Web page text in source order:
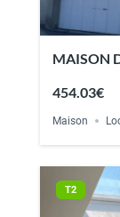
MAISON
454.03€
Maison
T2